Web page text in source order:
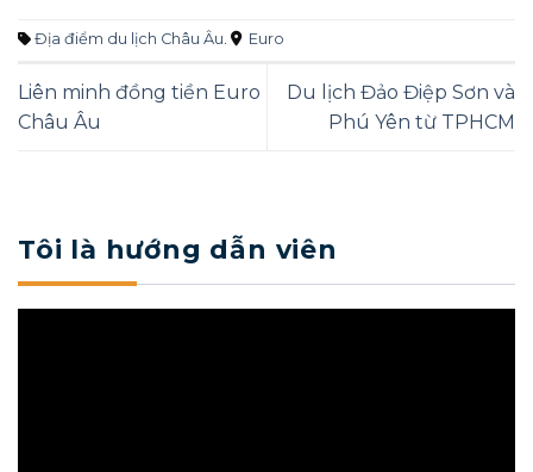
Địa điểm du lịch Châu Âu Euro
Liên minh đồng tiền Euro
Châu Âu
Du lịch Đảo Điệp Sơn và
Phú Yên từ TPHCM
Tôi là hướng dẫn viên